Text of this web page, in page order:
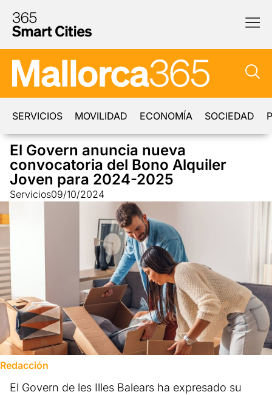
SERVICIOS MOVILIDAD ECONOMÍA SOCIEDAD
El Govern anuncia nueva
convocatoria del Bono Alquiler
Joven para 2024-2025
Servicios09/10/2024
Redacción
El Govern de les Illes Balears ha expresado su